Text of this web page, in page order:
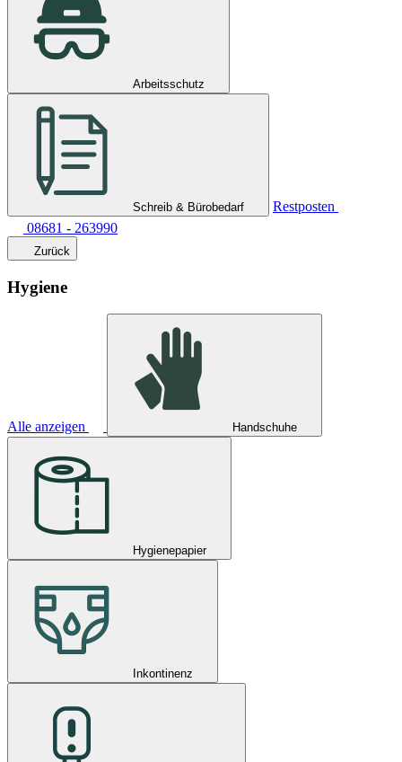
Arbeitsschutz
Schreib & Bürobedarf
Restposten
08681 - 263990
Zurück
Hygiene
Alle anzeigen Handschuhe
Hygienepapier
Inkontinenz